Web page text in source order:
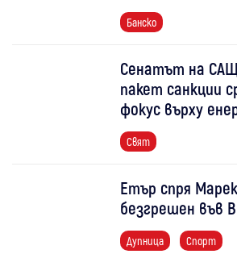
Банско
Сенатът на
пакет санкции
фокус върху
Свят
Етър спря
безгрешен във
Дупница Спорт